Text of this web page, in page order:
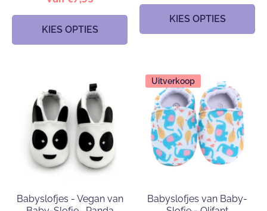
KIES OPTIES
KIES OPTIES
Babyslofjes - Vegan van
Uitverkoop
Babyslofjes van Baby-